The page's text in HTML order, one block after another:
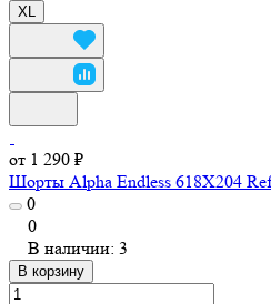
XL
от 1 290 ₽
Шорты Alpha Endless 618X204
0
0
В наличии: 3
В корзину